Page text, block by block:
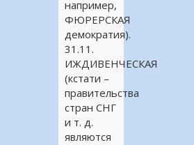
например,
ФЮРЕРСКАЯ
демократия).
31.11.
ИЖДИВЕНЧЕСКАЯ
(кстати –
правительства
стран СНГ
и т. д.
являются